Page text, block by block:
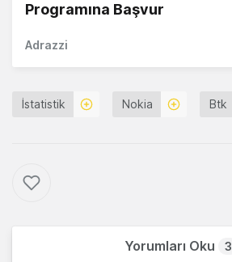
Programına Başvur
Adrazzi
İstatistik Nokia Btk
Yorumları Oku 3